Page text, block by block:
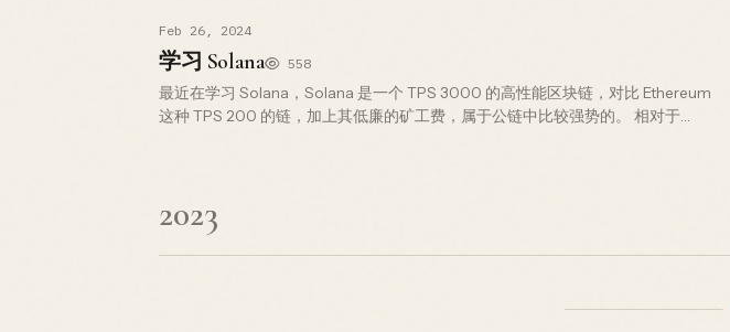
Feb 26, 2024
学习 Solana 558
最近在学习 Solana，Solana 是一个 TPS 3000 的高性能区块链，对比 Ethereum
这种 TPS 200 的链，加上其低廉的矿工费，属于公链中比较强势的。 相对于
2023